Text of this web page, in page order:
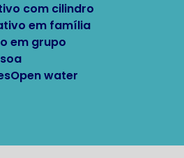
com cilindro
em família
em grupo
Open water